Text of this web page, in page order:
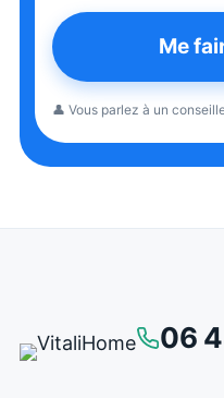
Me
👤 Vous parlez à un
06